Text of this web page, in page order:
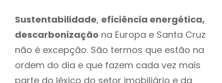
Sustentabilidade, eficiência energética,
descarbonização na Europa e Santa Cruz
não é excepção. São termos que estão na
ordem do dia e que fazem cada vez mais
parte do léxico do setor imobiliário e da